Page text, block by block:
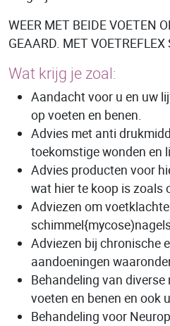
WEER MET BEIDE VOETEN
GEAARD. MET VOETREFLEX
Wat krijg je zoal:
Aandacht voor u en uw
op voeten en benen.
Advies met anti
toekomstige wonden en
Advies producten voor
wat hier te koop is zoals
Adviezen om
Adviezen bij chronische
aandoeningen
Behandeling van
voeten en benen en ook
Behandeling voor